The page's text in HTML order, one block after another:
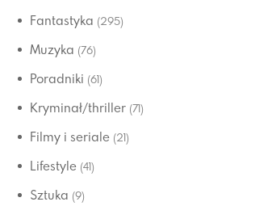
Fantastyka (295)
Muzyka (76)
Poradniki (61)
Kryminał/thriller (71)
Filmy i seriale (21)
Lifestyle (41)
Sztuka (9)